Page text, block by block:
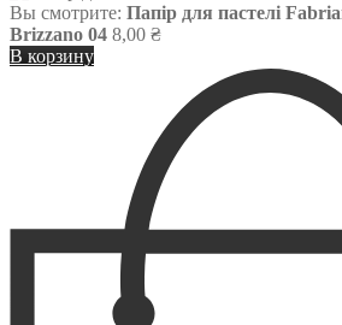
Вы смотрите: Папір для пастелі
Brizzano 04 8,00 ₴
В корзину